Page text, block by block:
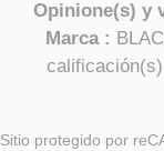
Opinione(s) y
Marca :
Sitio protegido por